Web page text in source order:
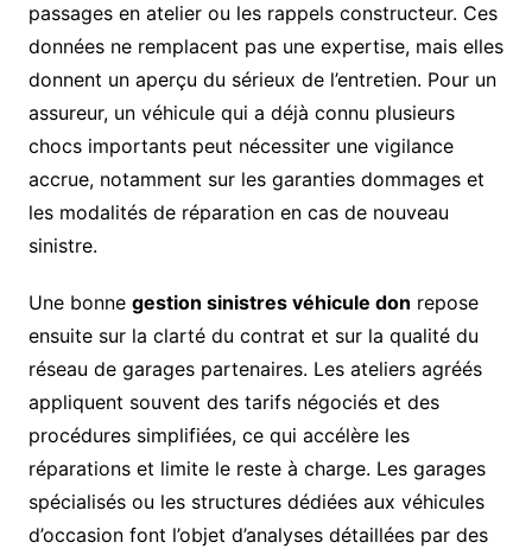
passages en atelier ou les rappels constructeur. Ces
données ne remplacent pas une expertise, mais elles
donnent un aperçu du sérieux de l’entretien. Pour un
assureur, un véhicule qui a déjà connu plusieurs
chocs importants peut nécessiter une vigilance
accrue, notamment sur les garanties dommages et
les modalités de réparation en cas de nouveau
sinistre.
Une bonne gestion sinistres véhicule don repose
ensuite sur la clarté du contrat et sur la qualité du
réseau de garages partenaires. Les ateliers agréés
appliquent souvent des tarifs négociés et des
procédures simplifiées, ce qui accélère les
réparations et limite le reste à charge. Les garages
spécialisés ou les structures dédiées aux véhicules
d’occasion font l’objet d’analyses détaillées par des